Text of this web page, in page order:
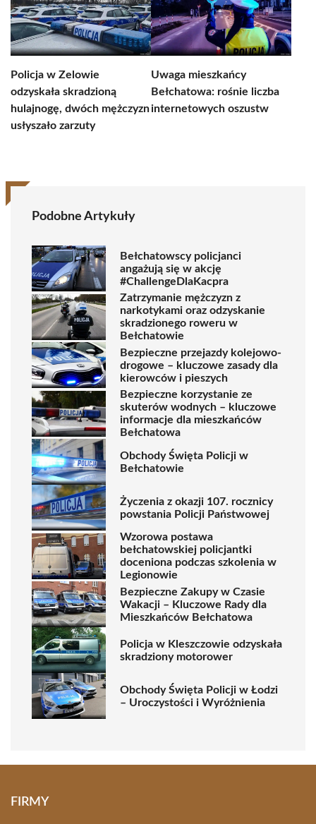
Policja w Zelowie
odzyskała skradzioną
hulajnogę, dwóch mężczyzn
usłyszało zarzuty
Uwaga mieszkańcy
Bełchatowa: rośnie liczba
internetowych oszustw
Podobne Artykuły
Bełchatowscy policjanci
angażują się w akcję
#ChallengeDlaKacpra
Zatrzymanie mężczyzn z
narkotykami oraz odzyskanie
skradzionego roweru w
Bełchatowie
Bezpieczne przejazdy kolejowo-
drogowe – kluczowe zasady dla
kierowców i pieszych
Bezpieczne korzystanie ze
skuterów wodnych – kluczowe
informacje dla mieszkańców
Bełchatowa
Obchody Święta Policji w
Bełchatowie
Życzenia z okazji 107. rocznicy
powstania Policji Państwowej
Wzorowa postawa
bełchatowskiej policjantki
doceniona podczas szkolenia w
Legionowie
Bezpieczne Zakupy w Czasie
Wakacji – Kluczowe Rady dla
Mieszkańców Bełchatowa
Policja w Kleszczowie odzyskała
skradziony motorower
Obchody Święta Policji w Łodzi
– Uroczystości i Wyróżnienia
FIRMY